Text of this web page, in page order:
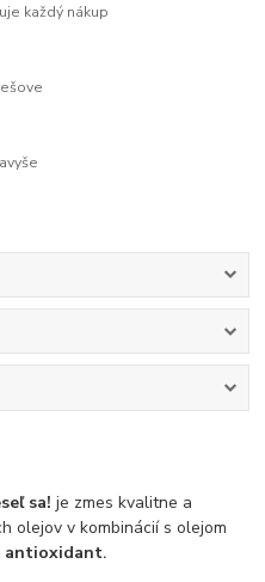
každý nákup
sa! je zmes kvalitne a
olejov v kombinácií s olejom
antioxidant.